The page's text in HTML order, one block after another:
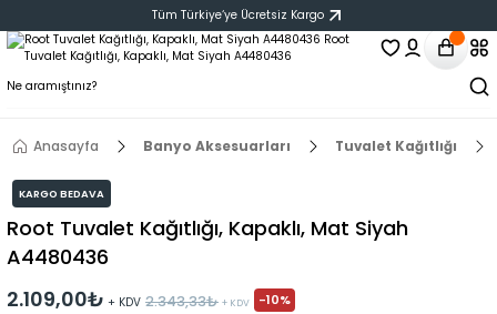
Tüm Türkiye‘ye Ücretsiz Kargo
Anasayfa Banyo Aksesuarları Tuvalet Kağıtlığı
KARGO BEDAVA
Root Tuvalet Kağıtlığı, Kapaklı, Mat Siyah
A4480436
2.109,00₺ + KDV 2.343,33₺ + KDV -10%